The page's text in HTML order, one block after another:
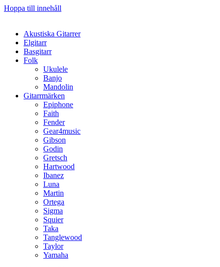
Hoppa till innehåll
Akustiska Gitarrer
Elgitarr
Basgitarr
Folk
Ukulele
Banjo
Mandolin
Gitarrmärken
Epiphone
Faith
Fender
Gear4music
Gibson
Godin
Gretsch
Hartwood
Ibanez
Luna
Martin
Ortega
Sigma
Squier
Taka
Tanglewood
Taylor
Yamaha